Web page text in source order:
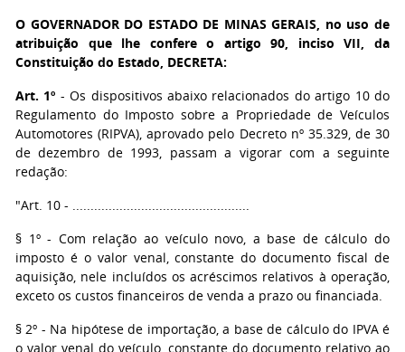
O GOVERNADOR DO ESTADO DE MINAS GERAIS, no uso de
atribuição que lhe confere o artigo 90, inciso VII, da
Constituição do Estado, DECRETA:
Art. 1º - Os dispositivos abaixo relacionados do artigo 10 do
Regulamento do Imposto sobre a Propriedade de Veículos
Automotores (RIPVA), aprovado pelo Decreto nº 35.329, de 30
de dezembro de 1993, passam a vigorar com a seguinte
redação:
"Art. 10 - .................................................
§ 1º - Com relação ao veículo novo, a base de cálculo do
imposto é o valor venal, constante do documento fiscal de
aquisição, nele incluídos os acréscimos relativos à operação,
exceto os custos financeiros de venda a prazo ou financiada.
§ 2º - Na hipótese de importação, a base de cálculo do IPVA é
o valor venal do veículo, constante do documento relativo ao